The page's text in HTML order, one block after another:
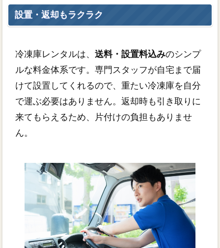
設置・返却もラクラク
冷凍庫レンタルは、 送料・設置料込みのシンプ
ルな料金体系です。専門スタッフが自宅まで届
けて設置してくれるので、重たい冷凍庫を自分
で運ぶ必要はありません。返却時も引き取りに
来てもらえるため、片付けの負担もありませ
ん。